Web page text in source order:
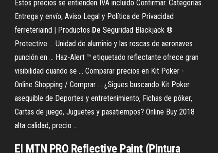
Estos precios se entienden IVA incluído Confirmar. Categorías.
Entrega y envío; Aviso Legal y Política de Privacidad
ferreteriaind | Productos De Seguridad Blackjack ®
Protective ... Unidad de aluminio y las roscas de aeronaves
punción en ... Haz-Alert ™ etiquetado reflectante ofrece gran
visibilidad cuando se ... Comparar precios en Kit Poker -
Online Shopping / Comprar ... ¿Sigues buscando Kit Poker
asequible de Deportes y entretenimiento, Fichas de póker,
Cartas de juego, Juguetes y pasatiempos? Online Buy 2018
alta calidad, precio ...
El MTN PRO Reflective Paint (Pintura